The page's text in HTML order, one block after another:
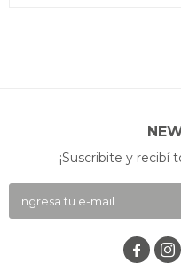
¡Suscribite y recibí
 